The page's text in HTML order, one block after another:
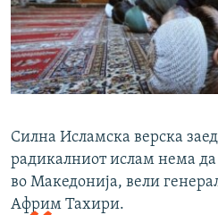
РСЕ веб страници
Силна Исламска верска
радикалниот ислам нема
во Македонија, вели
Африм Тахири.